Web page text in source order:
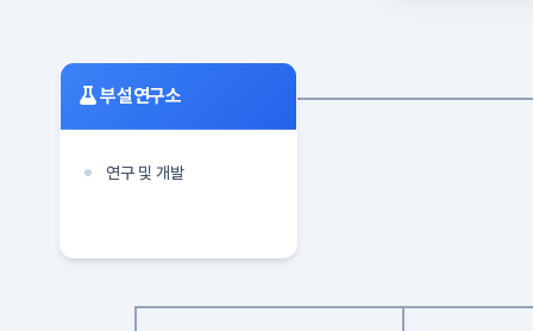
부설연구소
연구 및 개발